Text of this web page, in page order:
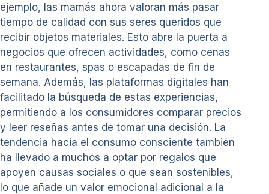
ejemplo, las mamás ahora valoran más pasar
tiempo de calidad con sus seres queridos que
recibir objetos materiales. Esto abre la puerta a
negocios que ofrecen actividades, como cenas
en restaurantes, spas o escapadas de fin de
semana. Además, las plataformas digitales han
facilitado la búsqueda de estas experiencias,
permitiendo a los consumidores comparar precios
y leer reseñas antes de tomar una decisión. La
tendencia hacia el consumo consciente también
ha llevado a muchos a optar por regalos que
apoyen causas sociales o que sean sostenibles,
lo que añade un valor emocional adicional a la